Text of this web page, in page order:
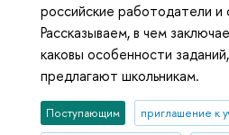
российские работодатели
Рассказываем, в чем
каковы особенности
предлагают школьникам.
Поступающим приглашение к